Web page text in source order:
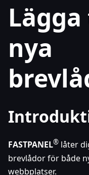
nya
FASTPANEL® låter
brevlådor för både
webbplatser.